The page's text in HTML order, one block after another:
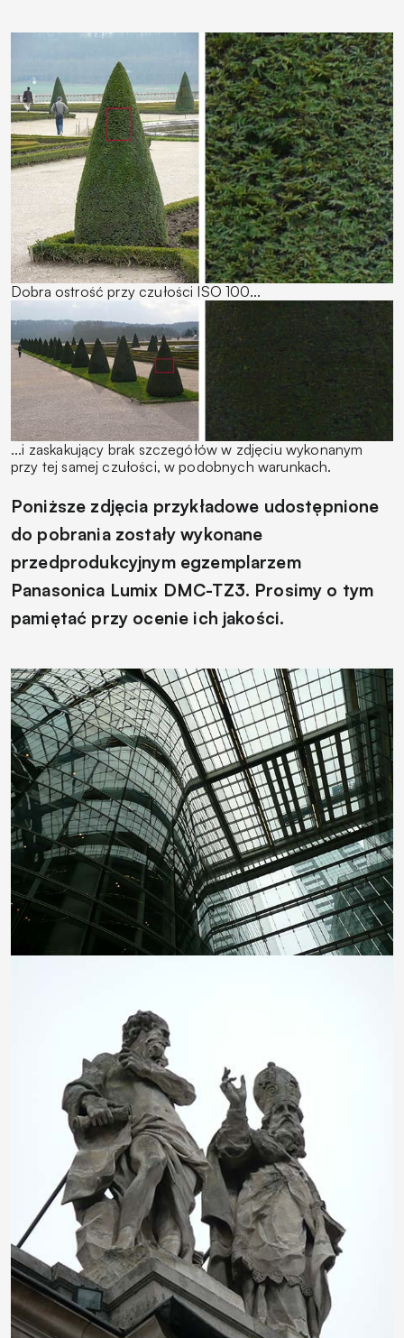
Dobra ostrość przy czułości ISO 100...
...i zaskakujący brak szczegółów w zdjęciu wykonanym
przy tej samej czułości, w podobnych warunkach.
Poniższe zdjęcia przykładowe udostępnione
do pobrania zostały wykonane
przedprodukcyjnym egzemplarzem
Panasonica Lumix DMC-TZ3. Prosimy o tym
pamiętać przy ocenie ich jakości.